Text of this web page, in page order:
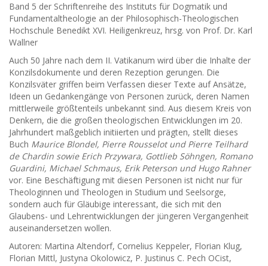
Band 5 der Schriftenreihe des Instituts für Dogmatik und
Fundamentaltheologie an der Philosophisch-Theologischen
Hochschule Benedikt XVI. Heiligenkreuz, hrsg. von Prof. Dr. Karl
Wallner
Auch 50 Jahre nach dem II. Vatikanum wird über die Inhalte der
Konzilsdokumente und deren Rezeption gerungen. Die
Konzilsväter griffen beim Verfassen dieser Texte auf Ansätze,
Ideen un Gedankengänge von Personen zurück, deren Namen
mittlerweile größtenteils unbekannt sind. Aus diesem Kreis von
Denkern, die die großen theologischen Entwicklungen im 20.
Jahrhundert maßgeblich initiierten und prägten, stellt dieses
Buch Maurice Blondel, Pierre Rousselot und Pierre Teilhard
de Chardin sowie Erich Przywara, Gottlieb Söhngen, Romano
Guardini, Michael Schmaus, Erik Peterson und Hugo Rahner
vor. Eine Beschäftigung mit diesen Personen ist nicht nur für
Theologinnen und Theologen in Studium und Seelsorge,
sondern auch für Gläubige interessant, die sich mit den
Glaubens- und Lehrentwicklungen der jüngeren Vergangenheit
auseinandersetzen wollen.
Autoren: Martina Altendorf, Cornelius Keppeler, Florian Klug,
Florian Mittl, Justyna Okolowicz, P. Justinus C. Pech OCist,